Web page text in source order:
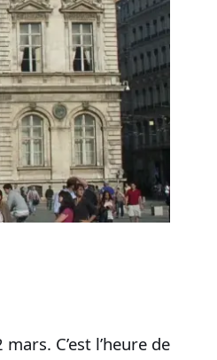
C’est l’heure de